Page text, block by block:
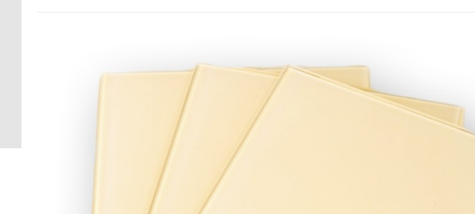
Crédence miroir dimension standard
ACCESSOIRES DE POSE POUR